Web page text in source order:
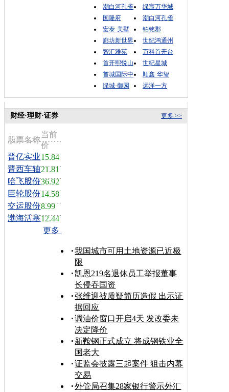
潮白河孔雀
绿宸万华城
国隆府
潮白河孔雀
宏泰·美墅
铂铭郡
廊坊新世界
世纪鸿通州
智汇雅苑
万科首开台
首开熙悦山
世纪星城
首城国际中
顺鑫·华玺
绿城·御园
远洋一方
更多 >>
财经·理财·证券
股票名称
当前
价
晋亿实业15.84
晋西车轴21.81
哈飞股份36.92
巨轮股份14.58
交运股份8.99
渤海活塞12.44
更多
我国城市可用土地资源已近极
限
凯恩219名退休员工举报董事
长侵吞国资
张维迎被质疑简历造假 出示证
据回应
调油价窗口开启4天 发改委未
决定降价
新鞍钢正式成立 将成钢铁业全
国老大
证监会披露三起案件 狙击内幕
交易
外管局召集28家银行警示外汇